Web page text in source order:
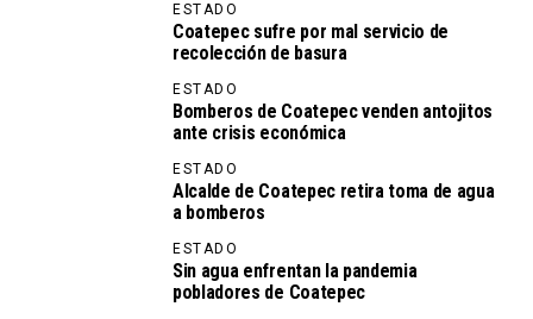
ESTADO
Coatepec sufre por mal servicio de
recolección de basura
ESTADO
Bomberos de Coatepec venden antojitos
ante crisis económica
ESTADO
Alcalde de Coatepec retira toma de agua
a bomberos
ESTADO
Sin agua enfrentan la pandemia
pobladores de Coatepec